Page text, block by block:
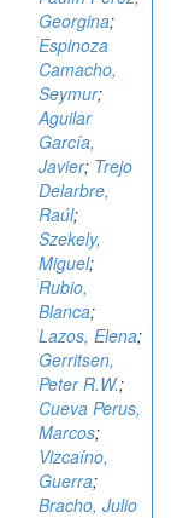
Georgina;
Espinoza
Camacho,
Seymur;
Aguilar
García,
Javier; Trejo
Delarbre,
Raúl;
Szekely,
Miguel;
Rubio,
Blanca;
Lazos, Elena;
Gerritsen,
Peter R.W.;
Cueva Perus,
Marcos;
Vizcaíno,
Guerra;
Bracho, Julio